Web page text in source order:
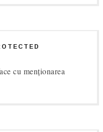
cu menționarea